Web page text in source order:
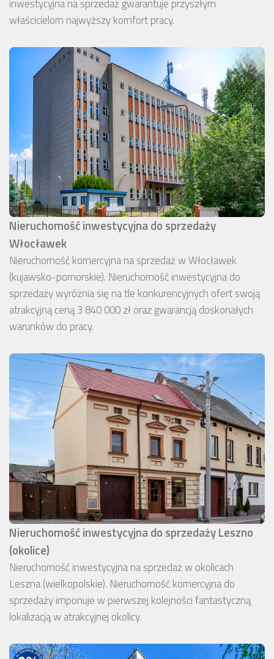
inwestycyjna na sprzedaż gwarantuje przyszłym
właścicielom najwyższy komfort pracy.
Nieruchomość inwestycyjna do sprzedaży
Włocławek
Nieruchomość komercyjna na sprzedaż w Włocławek
(kujawsko-pomorskie). Nieruchomość inwestycyjna do
sprzedaży wyróżnia się na tle konkurencyjnych ofert swoją
atrakcyjną ceną 3 840 000 zł oraz gwarancją doskonałych
warunków do pracy.
Nieruchomość inwestycyjna do sprzedaży Leszno
(okolice)
Nieruchomość inwestycyjna na sprzedaż w okolicach
Leszna (wielkopolskie). Nieruchomość komercyjna do
sprzedaży imponuje w pierwszej kolejności fantastyczną
lokalizacją w atrakcyjnej okolicy.